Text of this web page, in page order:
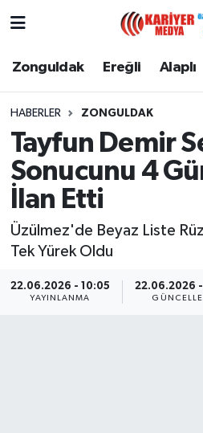
Zonguldak Ereğli Alaplı
HABERLER ZONGULDAK
Tayfun Demir
Sonucunu 4
İlan Etti
Üzülmez'de Beyaz Liste
Tek Yürek Oldu
22.06.2026 - 10:05
YAYINLANMA
22.06.2026
Zonguldak
Alaplı
Kozlu
Kilimli
Zonguldak Nöbetçi
Zonguldak Namaz
Zonguldak Trafik
Puan Durumu ve Fikstür
Son Dakika Haberleri